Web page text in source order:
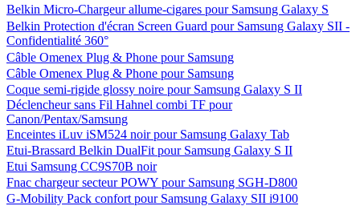
Belkin Micro-Chargeur allume-cigares pour Samsung Galaxy S
Belkin Protection d'écran Screen Guard pour Samsung Galaxy SII -
Confidentialité 360°
Câble Omenex Plug & Phone pour Samsung
Câble Omenex Plug & Phone pour Samsung
Coque semi-rigide glossy noire pour Samsung Galaxy S II
Déclencheur sans Fil Hahnel combi TF pour
Canon/Pentax/Samsung
Enceintes iLuv iSM524 noir pour Samsung Galaxy Tab
Etui-Brassard Belkin DualFit pour Samsung Galaxy S II
Etui Samsung CC9S70B noir
Fnac chargeur secteur POWY pour Samsung SGH-D800
G-Mobility Pack confort pour Samsung Galaxy SII i9100